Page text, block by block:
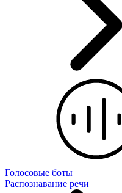
Голосовые боты
Распознавание речи